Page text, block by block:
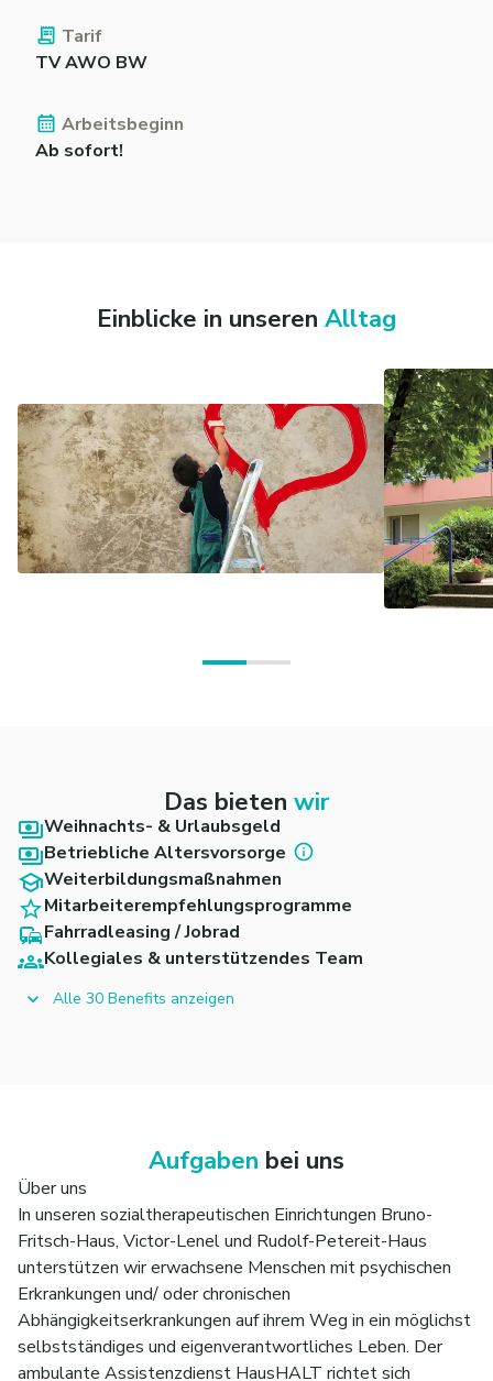
Tarif
TV AWO BW
Arbeitsbeginn
Ab sofort!
Einblicke in unseren Alltag
Das bieten wir
Weihnachts- & Urlaubsgeld
Betriebliche Altersvorsorge
Weiterbildungsmaßnahmen
Mitarbeiterempfehlungsprogramme
Fahrradleasing / Jobrad
Kollegiales & unterstützendes Team
Alle 30 Benefits anzeigen
Aufgaben bei uns
Über uns
In unseren sozialtherapeutischen Einrichtungen Bruno-
Fritsch-Haus, Victor-Lenel und Rudolf-Petereit-Haus
unterstützen wir erwachsene Menschen mit psychischen
Erkrankungen und/ oder chronischen
Abhängigkeitserkrankungen auf ihrem Weg in ein möglichst
selbstständiges und eigenverantwortliches Leben. Der
ambulante Assistenzdienst HausHALT richtet sich